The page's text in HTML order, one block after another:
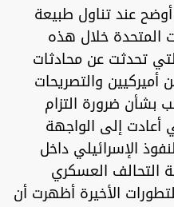
أوضح عند تناول طبيعة
المتحدة خلال هذه
تحدثت عن محادثات
أميركيين والتصريحات
بشأن ضرورة التزام
أعادت إلى الواجهة
الإسرائيلي داخل
التحالف العسكري
الأخيرة أظهرت أن